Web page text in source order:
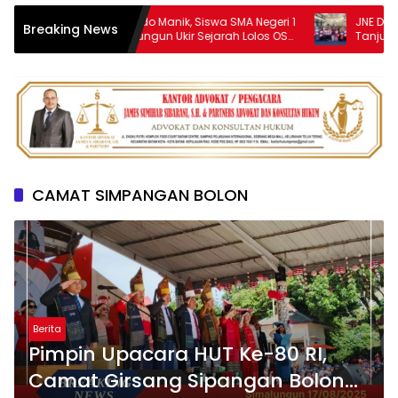
Breaking News
Baster Rapindo Manik, Siswa SMA Negeri 1
Purba Simalungun Ukir Sejarah Lolos OSN
Tingkat Nasional
JNE Dukung
UMKM melalui
CAMAT SIMPANGAN BOLON
Berita
Pimpin Upacara HUT Ke-80 RI,
Camat Girsang Sipangan Bolon